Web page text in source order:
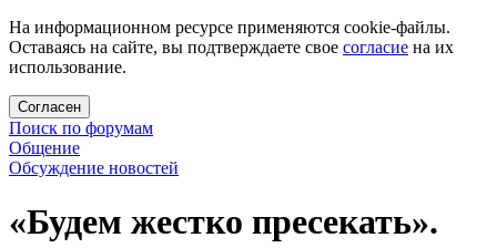
На информационном ресурсе применяются cookie-файлы.
Оставаясь на сайте, вы подтверждаете свое согласие на их
использование.
Согласен
Поиск по форумам
Общение
Обсуждение новостей
«Будем жестко пресекать».